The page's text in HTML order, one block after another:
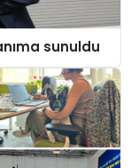
sunuldu